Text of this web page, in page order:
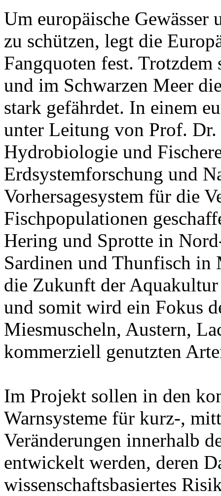
Um europäische
zu schützen, legt die
Fangquoten fest.
und im Schwarzen Meer
stark gefährdet. In einem
unter Leitung von Prof.
Hydrobiologie und
Erdsystemforschung und
Vorhersagesystem für die
Fischpopulationen
Hering und Sprotte in
Sardinen und Thunfisch
die Zukunft der
und somit wird ein Fokus
Miesmuscheln, Austern,
kommerziell genutzten
Im Projekt sollen in den
Warnsysteme für kurz-,
Veränderungen innerhalb
entwickelt werden, deren
wissenschaftsbasiertes